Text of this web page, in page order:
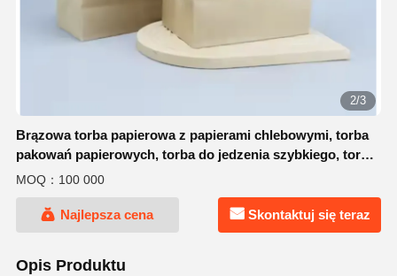
2/3
Brązowa torba papierowa z papierami chlebowymi, torba
pakowań papierowych, torba do jedzenia szybkiego, torba
zakupowa z skręconymi uchwytami
MOQ：100 000
Najlepsza cena Skontaktuj się teraz
Opis Produktu